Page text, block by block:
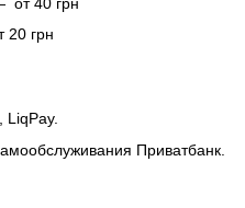
20 грн
LiqPay.
Приватбанк.